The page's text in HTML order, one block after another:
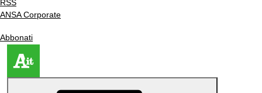
RSS
ANSA Corporate
Abbonati